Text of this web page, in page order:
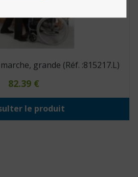
grande (Réf. :815217.L)
82.39 €
le produit